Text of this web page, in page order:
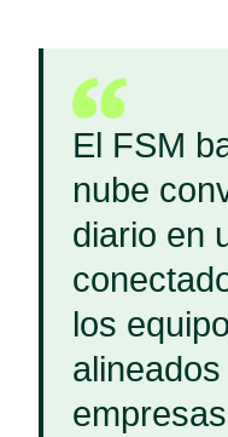
El FSM
nube
diario en
los